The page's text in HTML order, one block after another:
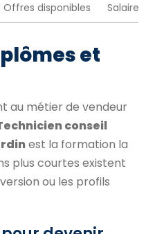
Offres disponibles Salaire
et
au métier de vendeur
conseil
est la formation la
plus courtes existent
ou les profils